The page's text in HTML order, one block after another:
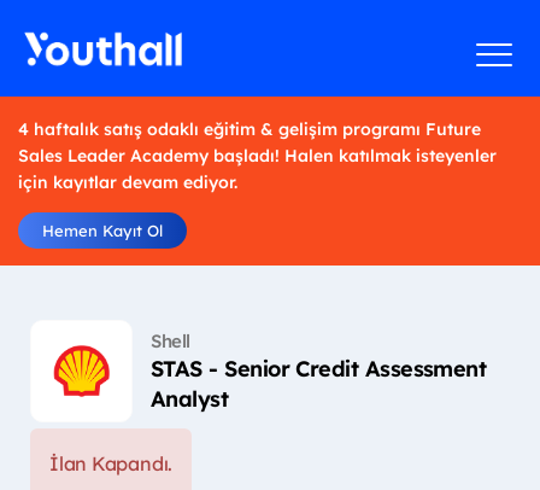
4 haftalık satış odaklı eğitim & gelişim programı Future
Sales Leader Academy başladı! Halen katılmak isteyenler
için kayıtlar devam ediyor.
Hemen Kayıt Ol
Shell
STAS - Senior Credit Assessment
Analyst
İlan Kapandı.